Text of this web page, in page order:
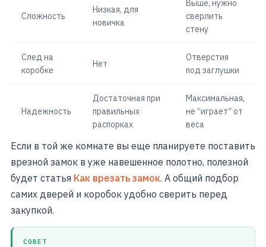
Сложность
Низкая, для
новичка
Выше, нужно
сверлить
стену
След на
коробке
Нет
Отверстия
под заглушки
Надежность
Достаточная при
правильных
распорках
Максимальная,
не “играет” от
веса
Если в той же комнате вы еще планируете поставить
врезной замок в уже навешенное полотно, полезной
будет статья Как врезать замок. А общий подбор
самих дверей и коробок удобно сверить перед
закупкой.
СОВЕТ